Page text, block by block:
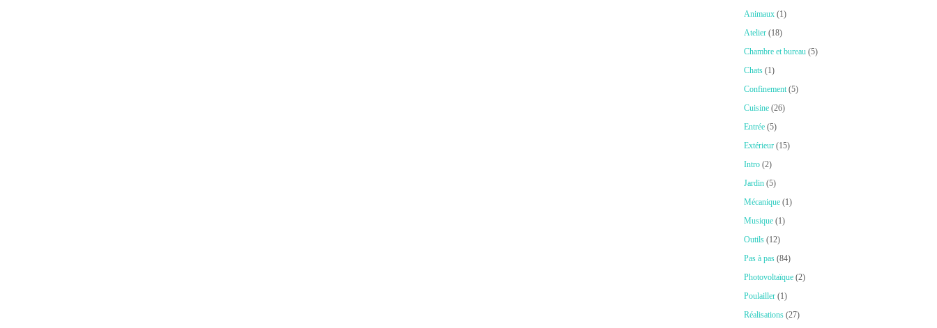
Animaux (1)
Atelier (18)
Chambre et bureau (5)
Chats (1)
Confinement(5)
Cuisine (26)
Entrée (5)
Extérieur (15)
Intro (2)
Jardin (5)
Mécanique (1)
Musique (1)
Outils (12)
Pas à pas (84)
Photovoltaïque (2)
Poulailler (1)
Réalisations (27)